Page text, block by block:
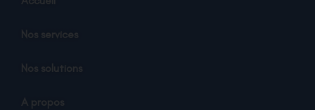
Nos services
Nos solutions
A propos